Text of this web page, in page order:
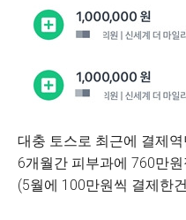
대충 토스로 최근에 결제
6개월간 피부과에 760만
(5월에 100만원씩 결제한